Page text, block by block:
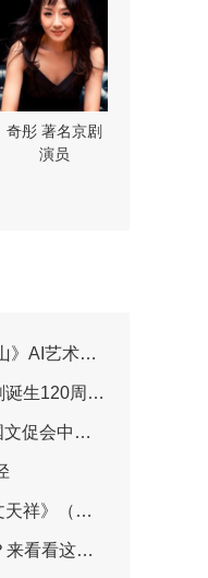
魏春荣 著名昆
曲演员
相第三届包头艺博会
题晚会圆满播出
登陆北海阐福寺
第一集）
“冷知识”吧